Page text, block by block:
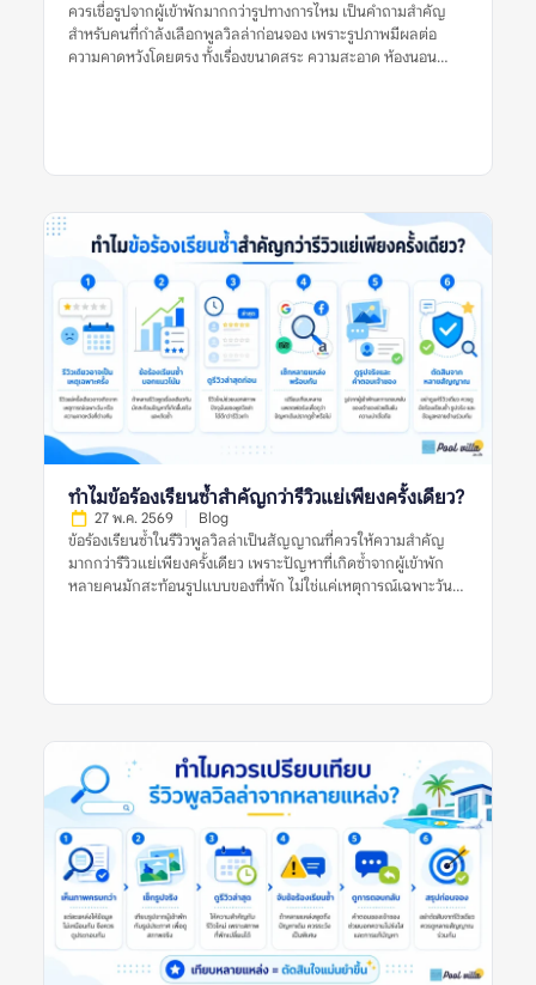
ควรเชื่อรูปจากผู้เข้าพักมากกว่ารูปทางการไหม เป็นคำถามสำคัญ
สำหรับคนที่กำลังเลือกพูลวิลล่าก่อนจอง เพราะรูปภาพมีผลต่อ
ความคาดหวังโดยตรง ทั้งเรื่องขนาดสระ ความสะอาด ห้องนอน
ทางการร่วมกัน แล้วตรวจหลายสัญญาณประกอบ เช่น วันที่ของรีวิว
และข้อมูลจากหลายแหล่ง ก่อนตัดสินใจจองพูลวิลล่า ควรเชื่อรูป
จากผู้เข้าพักมากกว่ารูปทางการไหม หมายถึงอะไร? ควรเชื่อรูปจากผู้
เข้าพักมากกว่ารูปทางการไหม หมายถึงการพิจารณาว่ารูปประเภทใด
น่าใช้เป็นข้อมูลประกอบการตัดสินใจมากกว่า ระหว่างรูปที่เจ้าของ
ที่พักหรือแพลตฟอร์มจัดทำอย่างเป็นทางการ กับรูปที่ผู้เข้าพักจริง
ถ่ายและแนบไว้ในรีวิว รูปทางการมักถ่ายด้วยแสงดี มุมดี และจัด
พื้นที่ให้ดูพร้อมที่สุด จึงช่วยให้เห็นภาพรวมของที่พักได้ชัด เช่น
โครงสร้างบ้าน สไตล์การตกแต่ง มุมสระ พื้นที่นั่งเล่น และห้องนอน
หลัก แต่ข้อจำกัดคืออาจไม่สะท้อนสภาพปัจจุบัน หากรูปถ่ายไว้นาน
หรือถ่ายเฉพาะมุมที่ดีที่สุด ส่วนรูปจากผู้เข้าพักมักมีความเป็น
ธรรมชาติมากกว่า เห็นสภาพบ้านตอนใช้งานจริง เช่น สระหลังมีคน
เล่น ห้องน้ำที่ใช้งานจริง พื้นที่ครัว ที่จอดรถ หรือมุมที่รูปทางการไม่
ได้แสดง อย่างไรก็ตาม รูปจากผู้เข้าพักก็มีข้อจำกัดเช่นกัน เพราะ
อาจถ่ายในวันที่แสงไม่ดี มุมไม่สวย หรือสะท้อนเหตุการณ์เฉพาะวัน
ดังนั้น การเปรียบเทียบรูปทั้งสองประเภทจึงสำคัญกว่าการเลือกเชื่อ
ฝ่ายใดฝ่ายหนึ่งทั้งหมด […]
ทำไมข้อร้องเรียนซ้ำสำคัญกว่ารีวิวแย่เพียงครั้งเดียว?
27 พ.ค. 2569 Blog
ข้อร้องเรียนซ้ำในรีวิวพูลวิลล่าเป็นสัญญาณที่ควรให้ความสำคัญ
มากกว่ารีวิวแย่เพียงครั้งเดียว เพราะปัญหาที่เกิดซ้ำจากผู้เข้าพัก
หลายคนมักสะท้อนรูปแบบของที่พัก ไม่ใช่แค่เหตุการณ์เฉพาะวัน
แอร์ไม่เย็น ห้องนอนไม่ตรงรูป คืนเงินมัดจำช้า หรือมีค่าใช้จ่ายไม่
ก่อนจอง การอ่านรีวิวพูลวิลล่าอย่างรอบคอบจึงไม่ใช่การหารีวิวที่ดี
ที่สุดหรือแย่ที่สุด แต่คือการดูแนวโน้มจากหลายรีวิว หลายช่วงเวลา
และหลายแหล่งข้อมูลร่วมกัน ข้อร้องเรียนซ้ำในรีวิวพูลวิลล่าหมาย
ถึงอะไร? ข้อร้องเรียนซ้ำในรีวิวพูลวิลล่า หมายถึงปัญหาเดียวกัน
หรือปัญหาคล้ายกันที่ปรากฏในรีวิวจากผู้เข้าพักหลายคน เช่น หลาย
คนบอกว่าสระน้ำขุ่น หลายรีวิวพูดถึงห้องน้ำมีกลิ่น หรือหลายแหล่ง
ระบุว่าเจ้าของที่พักตอบช้าเมื่อเกิดปัญหา ข้อร้องเรียนซ้ำมีน้ำหนัก
มากกว่ารีวิวแย่เดี่ยว ๆ เพราะช่วยบอกว่าปัญหานั้นอาจไม่ได้เกิดขึ้น
แบบบังเอิญ แต่เป็นสิ่งที่พบได้บ่อยหรือยังไม่ได้รับการแก้ไขอย่าง
จริงจัง ตัวอย่างข้อร้องเรียนซ้ำที่ควรระวัง ได้แก่: รีวิวแย่หนึ่งรีวิวอาจ
เป็นเพียงประสบการณ์เฉพาะครั้ง แต่ข้อร้องเรียนซ้ำในรีวิวพูลวิลล่า